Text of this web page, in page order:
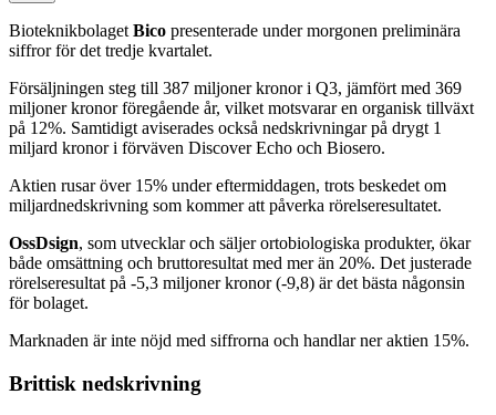
BioteknikbolagetBico presenterade under morgonen preliminära
siffror för det tredje kvartalet.
Försäljningen steg till 387 miljoner kronor i Q3, jämfört med 369
miljoner kronor föregående år, vilket motsvarar en organisk tillväxt
på 12%. Samtidigt aviserades också nedskrivningar på drygt 1
miljard kronor i förväven Discover Echo och Biosero.
Aktien rusar över 15% under eftermiddagen, trots beskedet om
miljardnedskrivning som kommer att påverka rörelseresultatet.
OssDsign, som utvecklar och säljer ortobiologiska produkter, ökar
både omsättning och bruttoresultat med mer än 20%. Det justerade
rörelseresultat på -5,3 miljoner kronor (-9,8) är det bästa någonsin
för bolaget.
Marknaden är inte nöjd med siffrorna och handlar ner aktien 15%.
Brittisk nedskrivning